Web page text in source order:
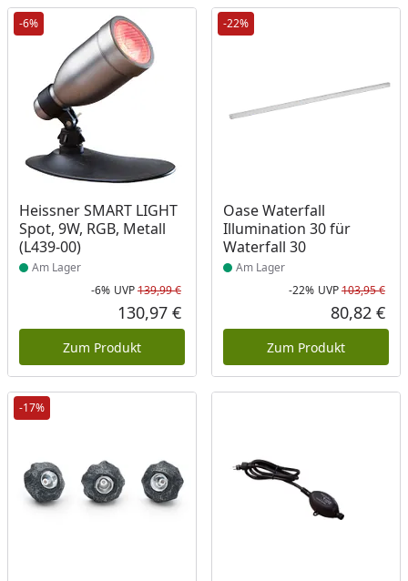
-6%
Heissner SMART LIGHT
Spot, 9W, RGB, Metall
(L439-00)
Produkt am Lager
Am Lager
Rabatt in Prozent
-6%
Ursprünglicher Preis
UVP139,99 €
Aktueller Preis
130,97 €
Zum Produkt
-22%
Oase Waterfall
Illumination 30 für
Waterfall 30
Produkt am Lager
Am Lager
-22% UVP103,95 €
80,82 €
Zum Produkt
-17%